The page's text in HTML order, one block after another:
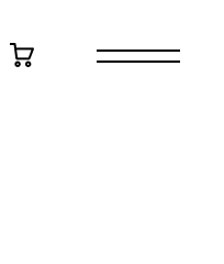
お気に入り